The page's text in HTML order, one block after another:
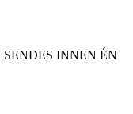
INNEN ÉN